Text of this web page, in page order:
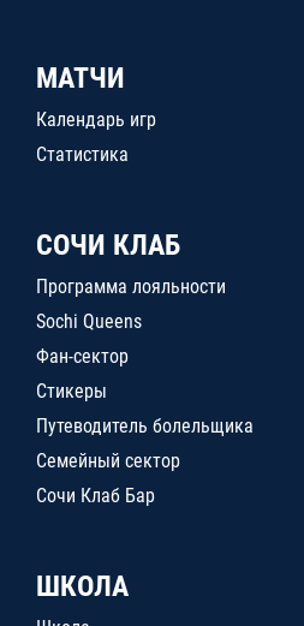
МАТЧИ
Календарь игр
Статистика
СОЧИ КЛАБ
Программа лояльности
Sochi Queens
Фан-сектор
Стикеры
Путеводитель болельщика
Семейный сектор
Сочи Клаб Бар
ШКОЛА